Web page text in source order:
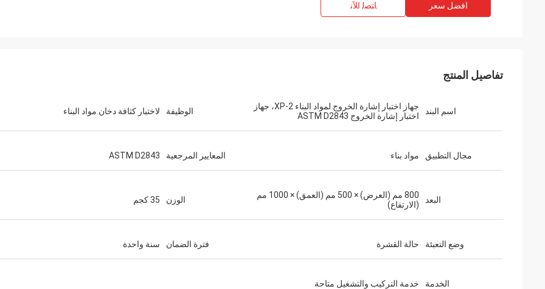
افضل سعر ﺎﺘﺼﻟ ﺍﻶﻧ
تفاصيل المنتج
اسم البند
جهاز اختبار إشارة الخروج لمواد البناء XP-2، جهاز
اختبار إشارة الخروج ASTM D2843
الوظيفة لاختبار كثافة دخان مواد البناء
مجال التطبيق مواد بناء المعايير المرجعية ASTM D2843
البعد
800 مم (العرض) × 500 مم (العمق) × 1000 مم
(الارتفاع)
الوزن 35 كجم
وضع التعبئة حالة القشرة فترة الضمان سنة واحدة
الخدمة خدمة التركيب والتشغيل متاحة